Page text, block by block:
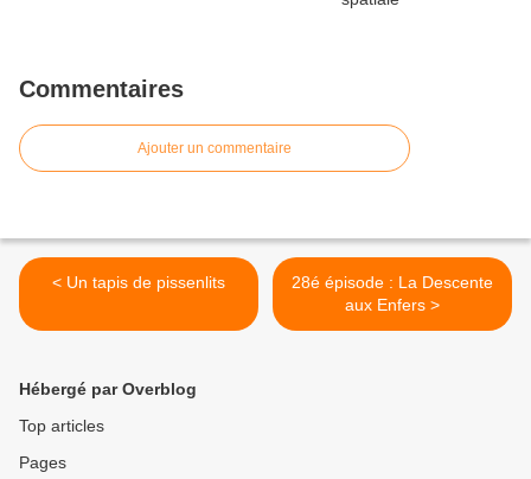
Commentaires
Ajouter un commentaire
< Un tapis de pissenlits
28é épisode : La Descente
aux Enfers >
Hébergé par Overblog
Top articles
Pages